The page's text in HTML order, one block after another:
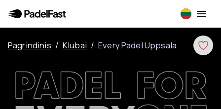
Pagrindinis / Klubai / Every Padel Uppsala